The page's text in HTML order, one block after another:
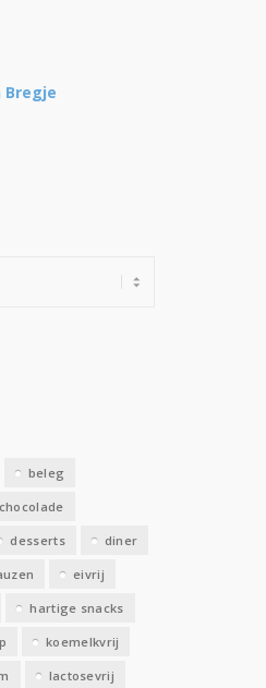
beleg
chocolade
desserts diner
eivrij
hartige snacks
koemelkvrij
lactosevrij